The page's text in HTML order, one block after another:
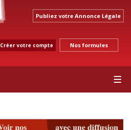
Publiez votre Annonce Légale
Créer votre compte Nos formules